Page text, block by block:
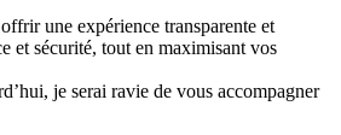
une expérience transparente et
et sécurité, tout en maximisant vos
je serai ravie de vous accompagner